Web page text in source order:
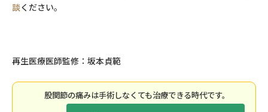
談ください。
再生医療医師監修：坂本貞範
股関節の痛みは⼿術しなくても治療できる時代です。